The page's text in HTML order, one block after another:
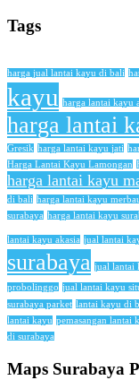
Tags
harga jual lantai kayu di bali
kayu harga lantai kayu
harga lantai
Gresik harga lantai kayu jati
Harga Lantai Kayu Lamongan
harga lantai kayu
di bali harga lantai kayu
surabaya harga lantai kayu
lantai kayu akasia jual lantai
surabaya jual lantai
probolinggo jual lantai kayu
surabaya parket lantai kayu di
lantai kayu pemasangan lantai
di surabaya
Maps Surabaya